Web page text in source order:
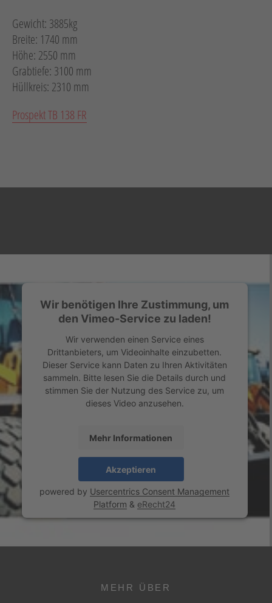
Gewicht: 3885kg
Breite: 1740 mm
Höhe: 2550 mm
Grabtiefe: 3100 mm
Hüllkreis: 2310 mm
Prospekt TB 138 FR
Wir benötigen Ihre Zustimmung, um
den Vimeo-Service zu laden!
Wir verwenden einen Service eines
Drittanbieters, um Videoinhalte einzubetten.
Dieser Service kann Daten zu Ihren Aktivitäten
sammeln. Bitte lesen Sie die Details durch und
stimmen Sie der Nutzung des Service zu, um
dieses Video anzusehen.
Mehr Informationen
Akzeptieren
powered by Usercentrics Consent Management
Platform & eRecht24
MEHR ÜBER